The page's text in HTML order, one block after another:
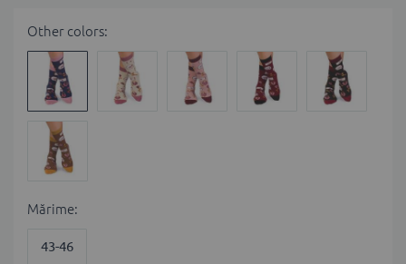
Other colors:
Мărime
43-46